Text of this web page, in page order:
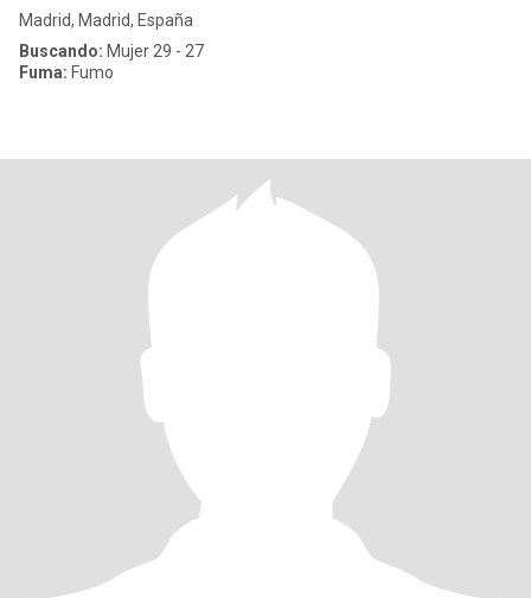
Madrid, Madrid, España
Buscando: Mujer 29 - 27
Fuma: Fumo